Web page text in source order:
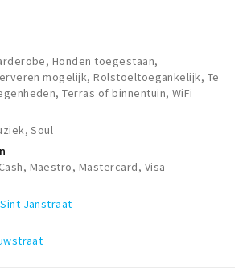
Honden toegestaan,
mogelijk, Rolstoeltoegankelijk, Te
Terras of binnentuin, WiFi
Soul
Maestro, Mastercard, Visa
Janstraat